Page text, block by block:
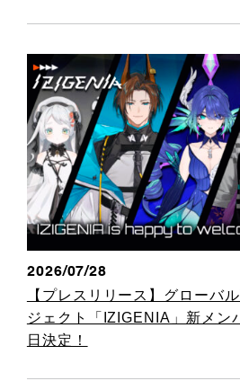
2026/07/28
【プレスリリース】グローバ
ジェクト「IZIGENIA」新メン
日決定！